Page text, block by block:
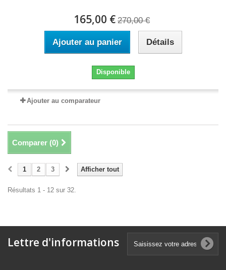
165,00 € 270,00 €
Ajouter au panier Détails
Disponible
Ajouter au comparateur
Comparer (0)
Afficher tout
1 2 3
Résultats 1 - 12 sur 32.
Lettre d'informations